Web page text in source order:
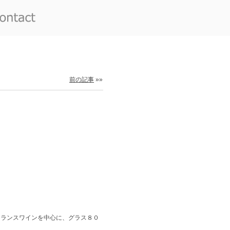
前の記事 »»
ンスワインを中心に、グラス８０